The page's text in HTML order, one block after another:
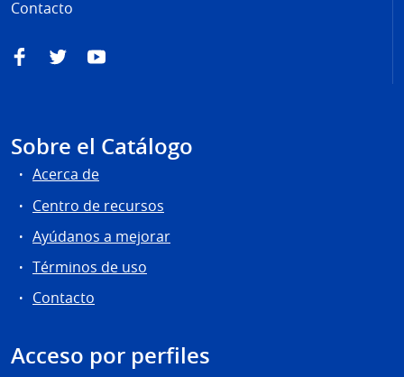
Contacto
FacebookTwitterYouTube
Sobre el Catálogo
Acerca de
Centro de recursos
Ayúdanos a mejorar
Términos de uso
Contacto
Acceso por perfiles